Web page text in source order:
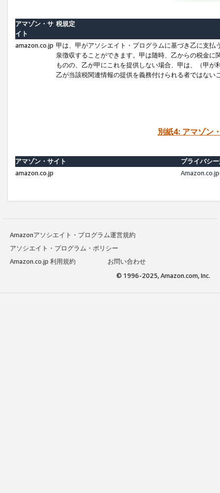
アマゾン・サ
イト
税規定
amazon.co.jp 甲は、甲がアソシエイト・プログラムに基づき乙に支
泉徴収することができます。甲は随時、乙からの税金
ものの、乙が甲にこれを提供しない場合、甲は、（甲
乙が当該税関連情報の提供を義務付けられる者ではな
別紙4: アマゾン
アマゾン・サイト
プライバシ
amazon.co.jp
Amazonアソシエイト・プログラム運営規約
アソシエイト・プログラム・ポリシー
Amazon.co.jp 利用規約
お問い合わせ
© 1996-2025, Amazon.com, Inc.